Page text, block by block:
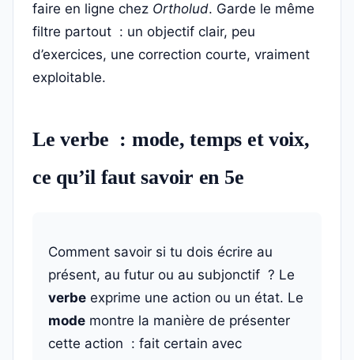
faire en ligne chez Ortholud. Garde le même
filtre partout : un objectif clair, peu
d’exercices, une correction courte, vraiment
exploitable.
Le verbe : mode, temps et voix,
ce qu’il faut savoir en 5e
Comment savoir si tu dois écrire au
présent, au futur ou au subjonctif ? Le
verbe exprime une action ou un état. Le
mode montre la manière de présenter
cette action : fait certain avec